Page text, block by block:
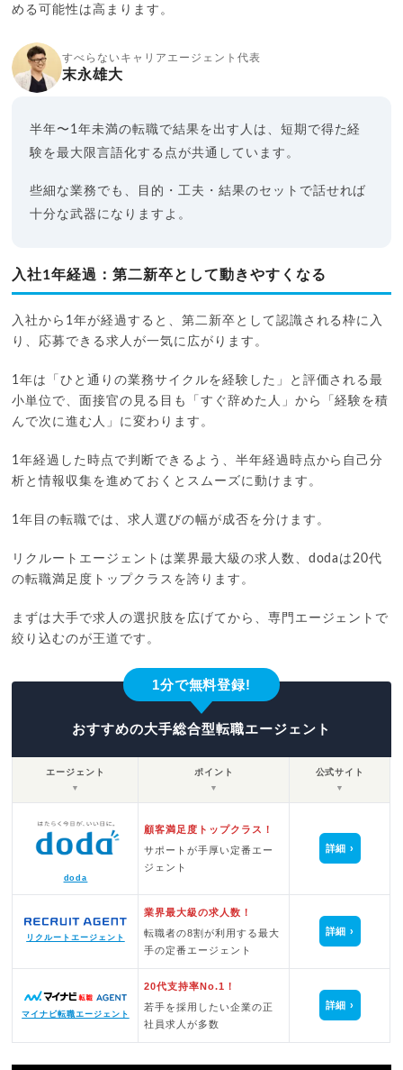
める可能性は高まります。
すべらないキャリアエージェント代表
末永雄大
半年〜1年未満の転職で結果を出す人は、短期で得た経
験を最大限言語化する点が共通しています。
些細な業務でも、目的・工夫・結果のセットで話せれば
十分な武器になりますよ。
入社1年経過：第二新卒として動きやすくなる
入社から1年が経過すると、第二新卒として認識される枠に入
り、応募できる求人が一気に広がります。
1年は「ひと通りの業務サイクルを経験した」と評価される最
小単位で、面接官の見る目も「すぐ辞めた人」から「経験を積
んで次に進む人」に変わります。
1年経過した時点で判断できるよう、半年経過時点から自己分
析と情報収集を進めておくとスムーズに動けます。
1年目の転職では、求人選びの幅が成否を分けます。
リクルートエージェントは業界最大級の求人数、dodaは20代
の転職満足度トップクラスを誇ります。
まずは大手で求人の選択肢を広げてから、専門エージェントで
絞り込むのが王道です。
1分で無料登録!
おすすめの大手総合型転職エージェント
エージェント
▼
ポイント
▼
公式サイト
▼
doda
顧客満足度トップクラス！
サポートが手厚い定番エー
ジェント
詳細
リクルートエージェント
業界最大級の求人数！
転職者の8割が利用する最大
手の定番エージェント
詳細
マイナビ転職エージェント
20代支持率No.1！
若手を採用したい企業の正
社員求人が多数
詳細